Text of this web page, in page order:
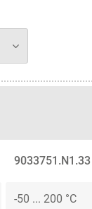
9033751.N1.33
-50 ... 200 °C